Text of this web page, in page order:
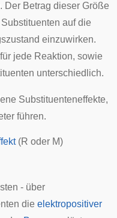
Der Betrag dieser Größe
auf die
einzuwirken.
jede Reaktion, sowie
unterschiedlich.
Substituenteneffekte,
führen.
(R oder M)
- über
die elektropositiver